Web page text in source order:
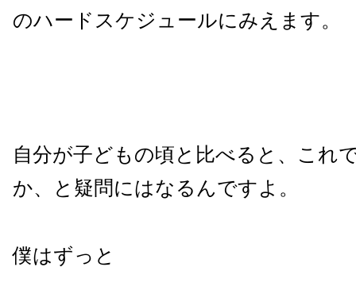
のハードスケジュールにみえます。
自分が子どもの頃と比べると、これ
か、と疑問にはなるんですよ。
僕はずっと